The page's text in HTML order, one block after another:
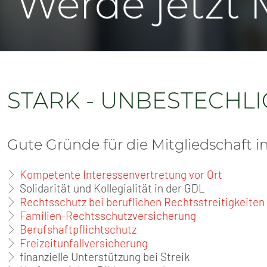
MITGLIEDSCHAFT
PRESSE
STARK -
Gute Gründe für die Mitgliedschaft
Kompetente Interessenvertretung vor Ort
Solidarität und Kollegialität in der GDL
Rechtsschutz bei beruflichen Rechtsstreitigkeiten
Familien-Rechtsschutzversicherung
Berufshaftpflichtschutz
Freizeitunfallversicherung
finanzielle Unterstützung bei Streik